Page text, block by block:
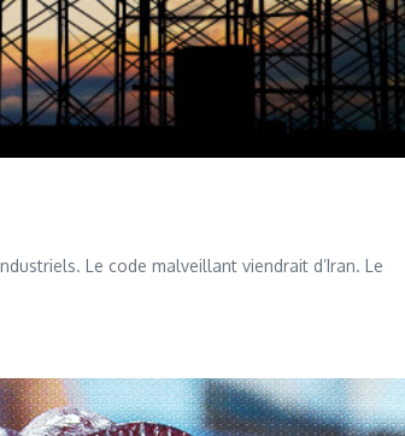
Le code malveillant viendrait d’Iran. Le